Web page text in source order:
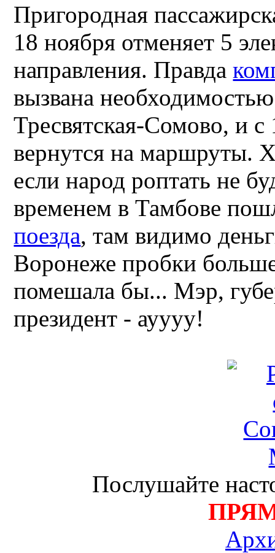
Пригородная
18 ноября отменяет 5
направления. Правда
вызвана
Тресвятская-Сомово, и с
вернутся на маршруты.
если народ роптать не
временем в Тамбове
поезда, там видимо
Воронеже пробки
помешала бы... Мэр,
президент - ауууу!
Послушайте